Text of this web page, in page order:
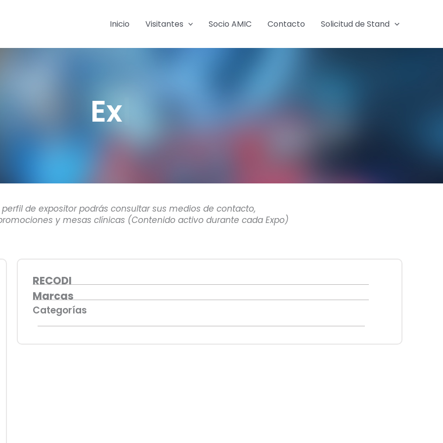
Inicio Visitantes Socio AMIC Contacto Solicitud de Stand
Exposito
perfil de expositor podrás consultar sus medios de contacto,
y mesas clínicas (Contenido activo durante cada Expo)
RECODI
Marcas
Categorías